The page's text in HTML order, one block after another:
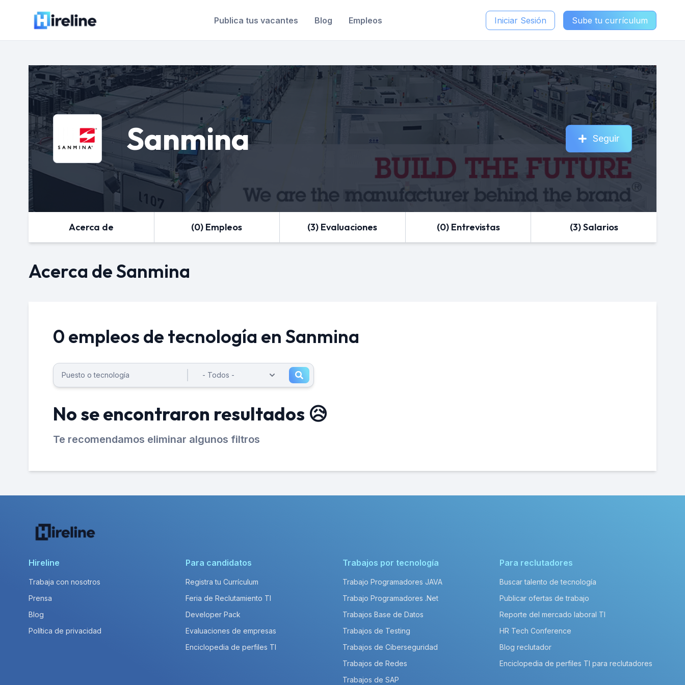
Publica tus vacantes Blog Empleos Iniciar Sesión Sube tu currículum
Sanmina Seguir
Acerca de (0) Empleos (3) Evaluaciones (0) Entrevistas (3) Salarios
Acerca de Sanmina
0 empleos de tecnología en Sanmina
No se encontraron resultados 😥
Te recomendamos eliminar algunos filtros
Hireline
Trabaja con nosotros
Prensa
Blog
Política de privacidad
Para candidatos
Registra tu Currículum
Feria de Reclutamiento TI
Developer Pack
Evaluaciones de empresas
Enciclopedia de perfiles TI
Trabajos por tecnología
Trabajo Programadores JAVA
Trabajo Programadores .Net
Trabajos Base de Datos
Trabajos de Testing
Trabajos de Ciberseguridad
Trabajos de Redes
Trabajos de SAP
Para reclutadores
Buscar talento de tecnología
Publicar ofertas de trabajo
Reporte del mercado laboral TI
HR Tech Conference
Blog reclutador
Enciclopedia de perfiles TI para reclutadores